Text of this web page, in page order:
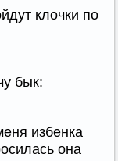
клочки по
бык:
избенка
она